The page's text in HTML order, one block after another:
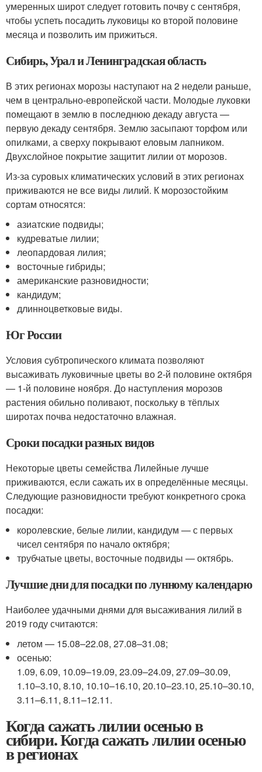
умеренных широт следует готовить почву с сентября,
чтобы успеть посадить луковицы ко второй половине
месяца и позволить им прижиться.
Сибирь, Урал и Ленинградская область
В этих регионах морозы наступают на 2 недели раньше,
чем в центрально-европейской части. Молодые луковки
помещают в землю в последнюю декаду августа —
первую декаду сентября. Землю засыпают торфом или
опилками, а сверху покрывают еловым лапником.
Двухслойное покрытие защитит лилии от морозов.
Из-за суровых климатических условий в этих регионах
приживаются не все виды лилий. К морозостойким
сортам относятся:
азиатские подвиды;
кудреватые лилии;
леопардовая лилия;
восточные гибриды;
американские разновидности;
кандидум;
длинноцветковые виды.
Юг России
Условия субтропического климата позволяют
высаживать луковичные цветы во 2-й половине октября
— 1-й половине ноября. До наступления морозов
растения обильно поливают, поскольку в тёплых
широтах почва недостаточно влажная.
Сроки посадки разных видов
Некоторые цветы семейства Лилейные лучше
приживаются, если сажать их в определённые месяцы.
Следующие разновидности требуют конкретного срока
посадки:
королевские, белые лилии, кандидум — с первых
чисел сентября по начало октября;
трубчатые цветы, восточные подвиды — октябрь.
Лучшие дни для посадки по лунному календарю
Наиболее удачными днями для высаживания лилий в
2019 году считаются:
летом — 15.08–22.08, 27.08–31.08;
осенью:
1.09, 6.09, 10.09–19.09, 23.09–24.09, 27.09–30.09,
1.10–3.10, 8.10, 10.10–16.10, 20.10–23.10, 25.10–30.10,
3.11–6.11, 8.11–12.11.
Когда сажать лилии осенью в
сибири. Когда сажать лилии осенью
в регионах